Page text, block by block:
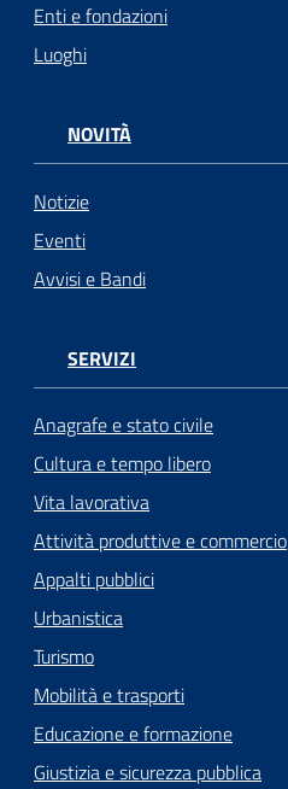
Enti e fondazioni
Luoghi
NOVITÀ
Notizie
Eventi
Avvisi e Bandi
SERVIZI
Anagrafe e stato civile
Cultura e tempo libero
Vita lavorativa
Attività produttive e commercio
Appalti pubblici
Urbanistica
Turismo
Mobilità e trasporti
Educazione e formazione
Giustizia e sicurezza pubblica